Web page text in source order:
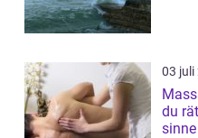
03 juli
du
sinne